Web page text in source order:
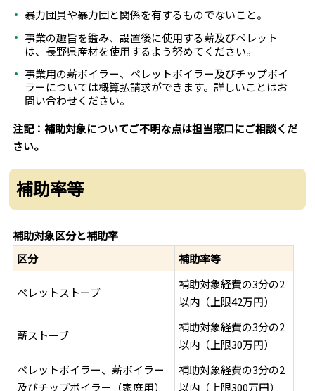
暴力団員や暴力団と関係を有するものでないこと。
事業の趣旨を鑑み、設置後に使用する薪及びペレット
は、長野県産材を使用するよう努めてください。
事業用の薪ボイラー、ペレットボイラー及びチップボイ
ラーについては概算払請求ができます。詳しいことはお
問い合わせください。
注記：補助対象についてご不明な点は担当窓口にご相談くだ
さい。
補助率等
補助対象区分と補助率
区分
補助率等
ペレットストーブ
補助対象経費の3分の2
以内（上限42万円）
薪ストーブ
補助対象経費の3分の2
以内（上限30万円）
ペレットボイラー、薪ボイラー
及びチップボイラー（家庭用）
補助対象経費の3分の2
以内（上限300万円）